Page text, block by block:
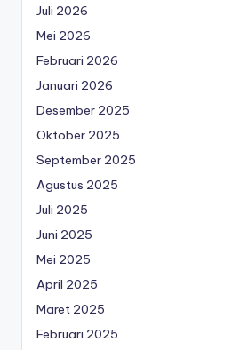
Juli 2026
Mei 2026
Februari 2026
Januari 2026
Desember 2025
Oktober 2025
September 2025
Agustus 2025
Juli 2025
Juni 2025
Mei 2025
April 2025
Maret 2025
Februari 2025